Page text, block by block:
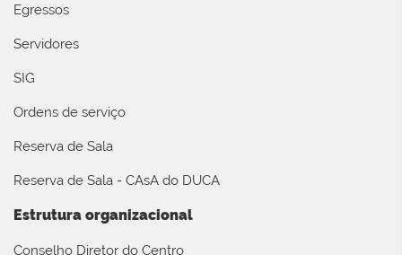
Egressos
Servidores
SIG
Ordens de serviço
Reserva de Sala
Reserva de Sala - CAsA do DUCA
Estrutura organizacional
Conselho Diretor do Centro